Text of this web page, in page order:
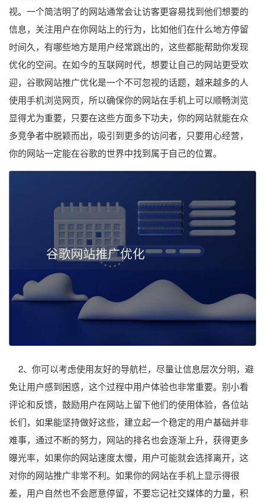
视。一个简洁明了的网站通常会让访客更容易找到他们想要的
信息，关注用户在你网站上的行为，比如他们在什么地方停留
时间久，有哪些地方是用户经常跳出的，这些都能帮助你发现
优化的空间。在如今的互联网时代，想要让自己的网站更受欢
迎，谷歌网站推广优化是一个不可忽视的话题，越来越多的人
使用手机浏览网页，所以确保你的网站在手机上可以顺畅浏览
显得尤为重要，只要在这些方面多下功夫，你的网站就能在众
多竞争者中脱颖而出，吸引到更多的访问者，只要用心经营，
你的网站一定能在谷歌的世界中找到属于自己的位置。
2、你可以考虑使用友好的导航栏，尽量让信息层次分明，避
免让用户感到困惑，这个过程中用户体验也非常重要。别小看
评论和反馈，鼓励用户在网站上留下他们的使用体验，各位站
长们，如果能坚持做好这些，建立起一个稳定的用户基础并非
难事，通过不断的努力，网站的排名也会逐渐上升，获得更多
曝光率，如果你的网站速度太慢，用户可能就会选择离开，这
对你的网站推广非常不利。如果你的网站在手机上显示得很
差，用户自然也不会愿意停留，不要忘记社交媒体的力量，积